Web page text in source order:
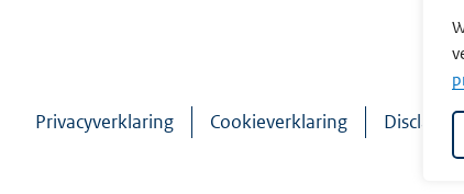
Privacyverklaring Cookieverklaring Disclaimer